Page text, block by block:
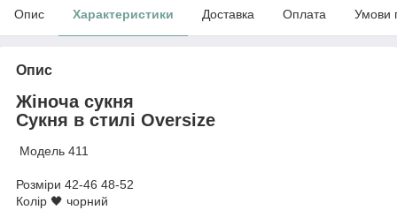
Опис Характеристики Доставка Оплата Умови
Опис
Жіноча сукня
Сукня в стилі Oversize
Модель 411
Розміри 42-46 48-52
Колір 🖤 чорний